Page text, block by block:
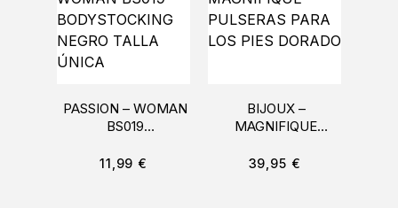
PASSION – WOMAN
BS019
NEGRO TALLA
11,99 €
BIJOUX –
MAGNIFIQUE
LOS PIES DORADO
39,95 €